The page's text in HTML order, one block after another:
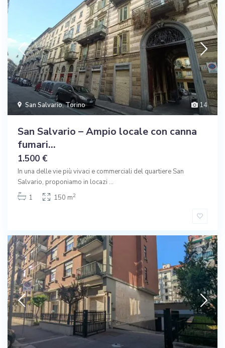
14
San Salvario,Torino
San Salvario – Ampio locale con canna
fumari...
1.500 €
In una delle vie più vivaci e commerciali del quartiere San
Salvario, proponiamo in locazi ...
1
150 m2